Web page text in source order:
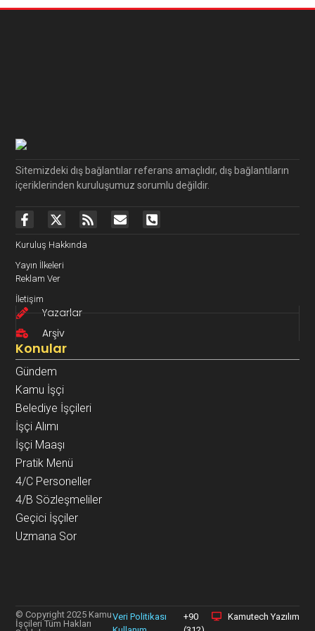
Sitemizdeki dış bağlantılar referans amaçlıdır, dış bağlantıların
içeriklerinden kuruluşumuz sorumlu değildir.
Kuruluş Hakkında
Yayın İlkeleri
Reklam Ver
İletişim
Yazarlar
Arşiv
Konular
Gündem
Kamu İşçi
Belediye İşçileri
İşçi Alımı
İşçi Maaşı
Pratik Menü
4/C Personeller
4/B Sözleşmeliler
Geçici İşçiler
Uzmana Sor
© Copyright 2025 Kamu
İşçileri Tüm Hakları
Veri Politikası
+90
Kamutech Yazılım